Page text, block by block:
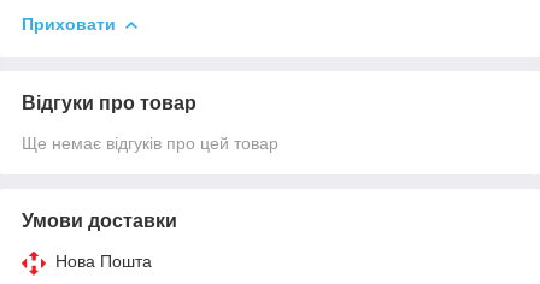
Приховати
Відгуки про товар
Ще немає відгуків про цей товар
Умови доставки
Нова Пошта